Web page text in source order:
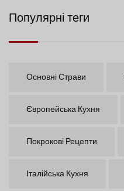
Популярні теги
Основні Страви
Європейська Кухня
Покрокові Рецепти
Італійська Кухня